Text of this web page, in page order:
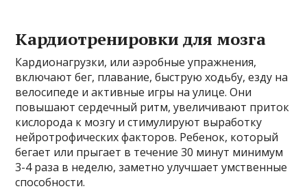
Кардиотренировки для мозга
Кардионагрузки, или аэробные упражнения,
включают бег, плавание, быструю ходьбу, езду на
велосипеде и активные игры на улице. Они
повышают сердечный ритм, увеличивают приток
кислорода к мозгу и стимулируют выработку
нейротрофических факторов. Ребенок, который
бегает или прыгает в течение 30 минут минимум
3-4 раза в неделю, заметно улучшает умственные
способности.